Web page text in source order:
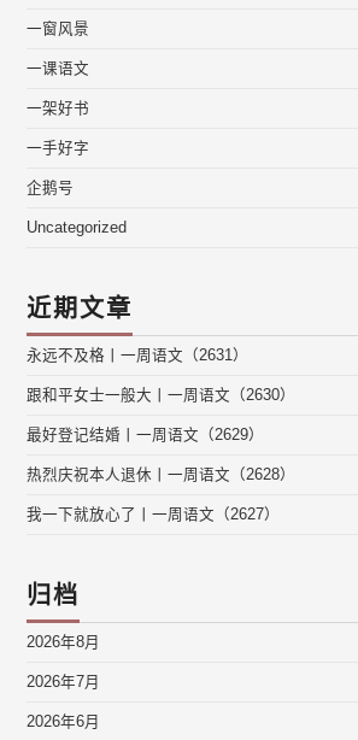
一窗风景
一课语文
一架好书
一手好字
企鹅号
Uncategorized
近期文章
永远不及格丨一周语文（2631）
跟和平女士一般大丨一周语文（2630）
最好登记结婚丨一周语文（2629）
热烈庆祝本人退休丨一周语文（2628）
我一下就放心了丨一周语文（2627）
归档
2026年8月
2026年7月
2026年6月